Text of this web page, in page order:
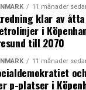
med ny
beskeden från
ut, men inte
(News Øresund)
11 månader
klar av
i
till 2070
11 månader
p-platser i